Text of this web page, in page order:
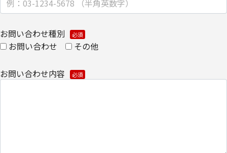
キヤノンITソリューションズ株式会社
【お問い合わせ先】
コーポレートマーケティング部
お問い合わせ種別
お問い合わせ
その他
お問い合わせ内容